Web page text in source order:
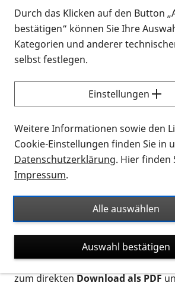
Vorlesen
Alle Infomaterialien in
Formaten an einem Ort
Sie möchten wissen, wie Sie nach
suchen und dieses bestellen bzw.
können? Schauen Sie sich die
Thema Infomaterial auf der PRO
für blinde und sehbehinderte
Auf dieser Seite finden Sie
Ort. Nutzen Sie den Formatfilter,
nach Flyern und Broschüren,
suchen. Die meisten Flyer und
verschiedenen Formaten
postalischen Bestellung als
zum direktenDownload als PDF
Durch das Klicken auf den Button
bestätigen“ können Sie Ihre
Kategorien und anderer
selbst festlegen.
Einstellungen
Weitere Informationen sowie den
Cookie-Einstellungen finden Sie in
Datenschutzerklärung. Hier finden
Impressum.
Alle auswählen
Auswahl bestätigen